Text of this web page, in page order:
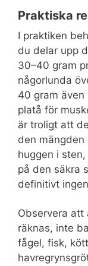
Praktiska
I praktiken
du delar upp
30–40 gram
någorlunda
40 gram även
platå för
är troligt att
den mängden
huggen i
på den säkra
definitivt
Observera att
räknas, inte
fågel, fisk,